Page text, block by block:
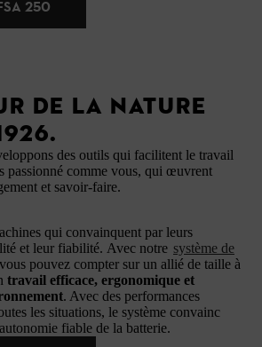
250
DE LA NATURE
des outils qui facilitent le travail
passionné comme vous, qui œuvrent
et savoir-faire.
qui convainquent par leurs
et leur fiabilité. Avec notre système de
pouvez compter sur un allié de taille à
travail efficace, ergonomique et
. Avec des performances
les situations, le système convainc
fiable de la batterie.